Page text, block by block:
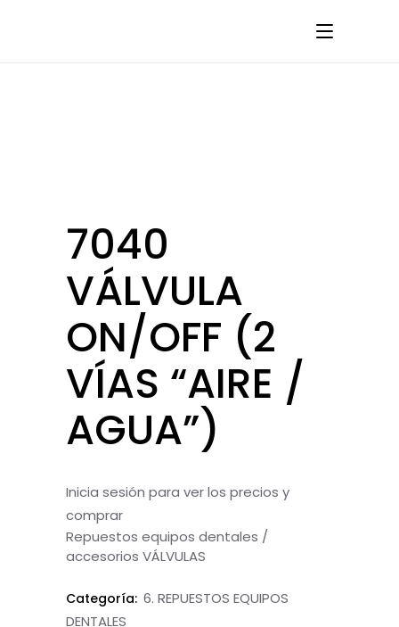
7040
VÁLVULA
ON/OFF (2
VÍAS “AIRE /
AGUA”)
Inicia sesión para ver los precios y
comprar
Repuestos equipos dentales /
accesorios VÁLVULAS
Categoría: 6. REPUESTOS EQUIPOS
DENTALES